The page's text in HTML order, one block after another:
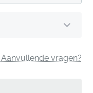
Aanvullende vragen?